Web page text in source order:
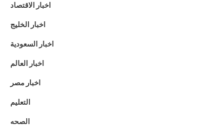
اخبار الاقتصاد
اخبار الخليج
اخبار السعودية
اخبار العالم
اخبار مصر
التعليم
الصحه